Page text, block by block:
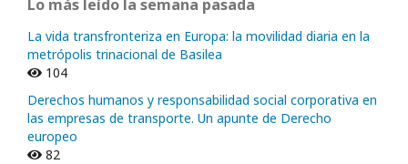
Lo más leído la semana pasada
La vida transfronteriza en Europa: la movilidad diaria en la
metrópolis trinacional de Basilea
104
Derechos humanos y responsabilidad social corporativa en
las empresas de transporte. Un apunte de Derecho
europeo
82